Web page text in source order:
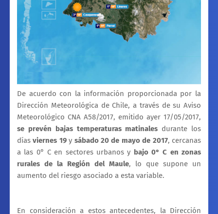
De acuerdo con la información proporcionada por la
Dirección Meteorológica de Chile, a través de su Aviso
Meteorológico CNA A58/2017, emitido ayer 17/05/2017,
se prevén bajas temperaturas matinales durante los
días viernes 19y sábado 20 de mayo de 2017, cercanas
a las 0° C en sectores urbanos y bajo 0° C en zonas
rurales de la Región del Maule, lo que supone un
aumento del riesgo asociado a esta variable.
En consideración a estos antecedentes, la Dirección